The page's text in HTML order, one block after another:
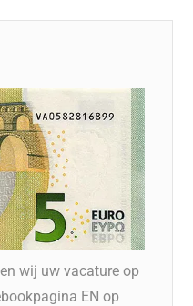
wij uw vacature op
EN op